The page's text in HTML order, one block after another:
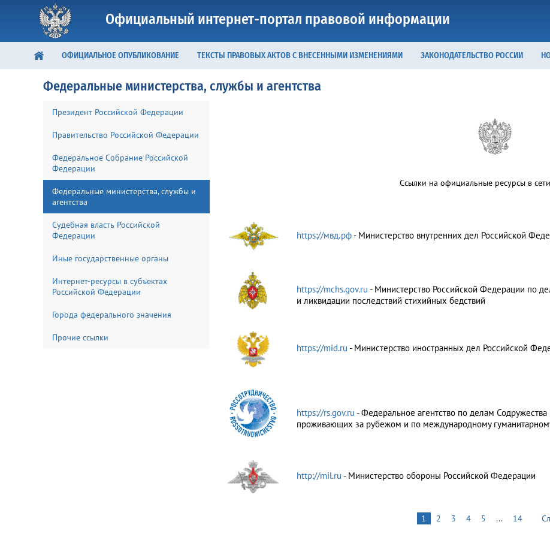
Официальный интернет-портал правовой информации
ОФИЦИАЛЬНОЕ ОПУБЛИКОВАНИЕ ТЕКСТЫ ПРАВОВЫХ АКТОВ С ВНЕСЕННЫМИ ИЗМЕНЕНИЯМИ ЗАКОНОДАТЕЛЬСТВО РОССИИ
Федеральные министерства, службы и агентства
Президент Российской Федерации
Правительство Российской Федерации
Федеральное Собрание Российской
Федерации
Федеральные министерства, службы и
агентства
Судебная власть Российской
Федерации
Иные государственные органы
Интернет-ресурсы в субъектах
Российской Федерации
Города федерального значения
Прочие ссылки
Ссылки на официальные ресурсы в
https://мвд.рф- Министерство внутренних дел Российской
https://mchs.gov.ru - Министерство Российской Федерации по
и ликвидации последствий стихийных бедствий
https://mid.ru - Министерство иностранных дел Российской
https://rs.gov.ru - Федеральное агентство по делам Содружества
проживающих за рубежом и по международному гуманитарному
http://mil.ru - Министерство обороны Российской Федерации
1 2 3 4 5 ... 14